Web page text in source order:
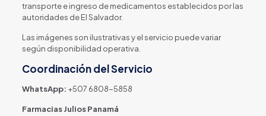
transporte e ingreso de medicamentos establecidos por las
autoridades de El Salvador.
Las imágenes son ilustrativas y el servicio puede variar
según disponibilidad operativa.
Coordinación del Servicio
WhatsApp: +507 6808-5858
Farmacias Julios Panamá